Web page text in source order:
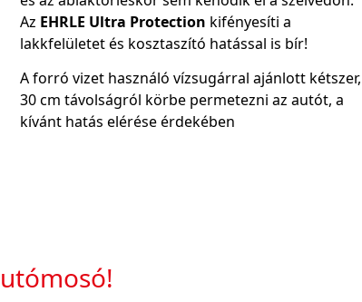
Az EHRLE Ultra Protection kifényesíti a
lakkfelületet és kosztaszító hatással is bír!
A forró vizet használó vízsugárral ajánlott kétszer,
30 cm távolságról körbe permetezni az autót, a
kívánt hatás elérése érdekében